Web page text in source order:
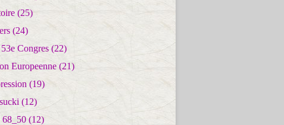
(25)
(24)
Congres (22)
Europeenne (21)
(19)
(12)
(12)